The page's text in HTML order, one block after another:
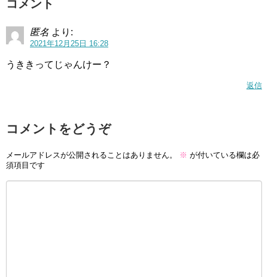
コメント
匿名 より:
2021年12月25日 16:28
うききってじゃんけー？
返信
コメントをどうぞ
メールアドレスが公開されることはありません。 ※ が付いている欄は必
須項目です